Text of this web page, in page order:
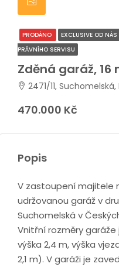
PRODÁNO EXCLUSIVE OD NÁS
PRÁVNÍHO SERVISU
Zděná garáž, 16
2471/11, Suchomelská, Kněžské Dvory, České
470.000 Kč
Popis
V zastoupení majitele
udržovanou garáž v
Suchomelská v
Vnitřní rozměry garáže
výška 2,4 m, výška
2,1 m). V garáži je